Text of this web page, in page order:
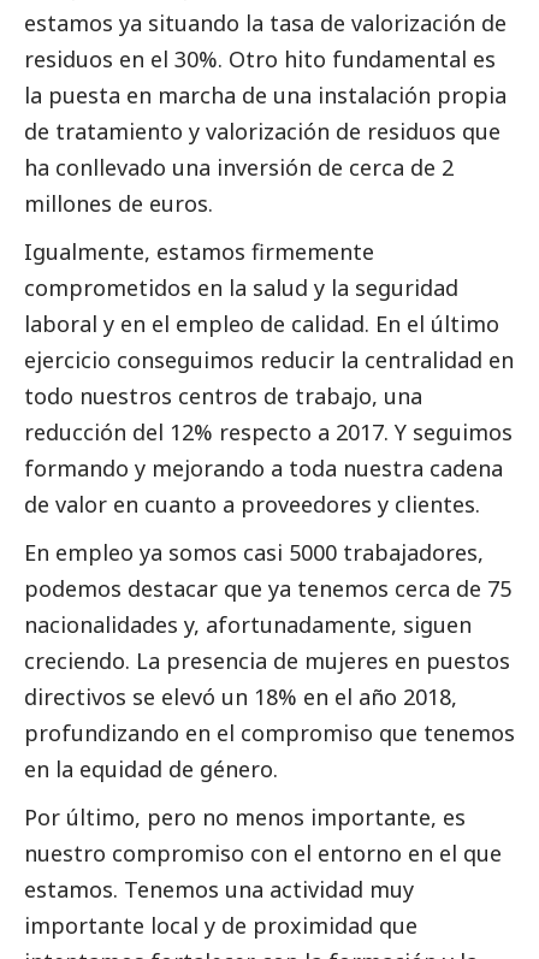
estamos ya situando la tasa de valorización de
residuos en el 30%. Otro hito fundamental es
la puesta en marcha de una instalación propia
de tratamiento y valorización de residuos que
ha conllevado una inversión de cerca de 2
millones de euros.
Igualmente, estamos firmemente
comprometidos en la salud y la seguridad
laboral y en el empleo de calidad. En el último
ejercicio conseguimos reducir la centralidad en
todo nuestros centros de trabajo, una
reducción del 12% respecto a 2017. Y seguimos
formando y mejorando a toda nuestra cadena
de valor en cuanto a proveedores y clientes.
En empleo ya somos casi 5000 trabajadores,
podemos destacar que ya tenemos cerca de 75
nacionalidades y, afortunadamente, siguen
creciendo. La presencia de mujeres en puestos
directivos se elevó un 18% en el año 2018,
profundizando en el compromiso que tenemos
en la equidad de género.
Por último, pero no menos importante, es
nuestro compromiso con el entorno en el que
estamos. Tenemos una actividad muy
importante local y de proximidad que